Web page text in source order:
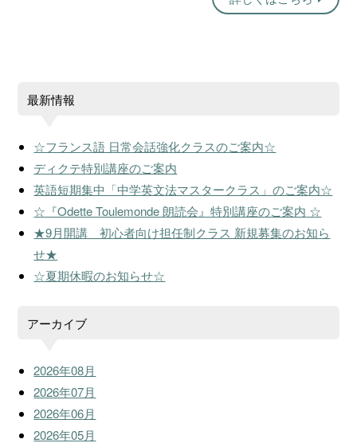
最新情報
☆フランス語 日常会話強化クラスのご案内☆
ディクテ特別講座のご案内
英語短期集中「中学英文法マスタークラス」のご案内☆
☆『Odette Toulemonde 朗読会』特別講座のご案内 ☆
★9月開講 初心者向け担任制クラス 新規募集のお知ら
せ★
☆夏期休暇のお知らせ☆
アーカイブ
2026年08月
2026年07月
2026年06月
2026年05月